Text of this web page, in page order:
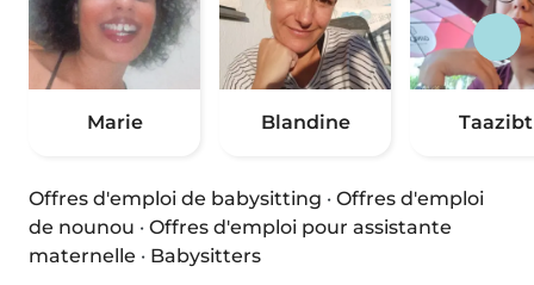
Marie Blandine Taazibt
Offres d'emploi de babysitting · Offres d'emploi
de nounou · Offres d'emploi pour assistante
maternelle · Babysitters